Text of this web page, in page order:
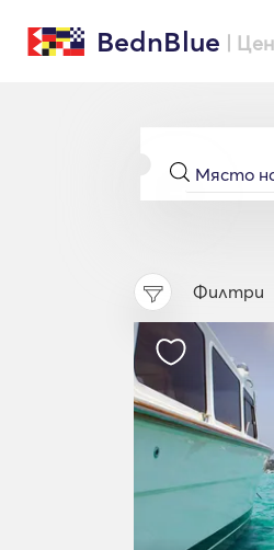
BednBlue |
Филтри